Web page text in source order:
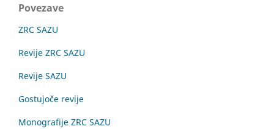
Povezave
ZRC SAZU
Revije ZRC SAZU
Revije SAZU
Gostujoče revije
Monografije ZRC SAZU